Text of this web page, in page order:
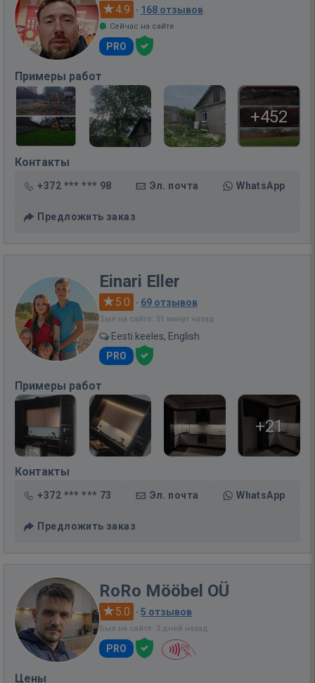
4.9 · 168 отзывов
Сейчас на сайте
PRO
Примеры работ
+452
Контакты
+372 *** *** 98 Эл. почта WhatsApp
Предложить заказ
Einari Eller
5.0 · 69 отзывов
Был на сайте: 51 минут назад
Eesti keeles, English
PRO
Примеры работ
+21
Контакты
+372 *** *** 73 Эл. почта WhatsApp
Предложить заказ
RoRo Mööbel OÜ
5.0 · 5 отзывов
Был на сайте: 2 дней назад
PRO
Цены